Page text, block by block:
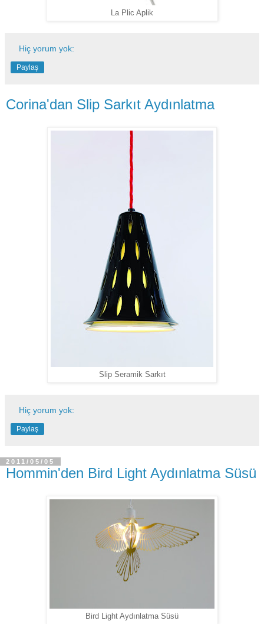
La Plic Aplik
Hiç yorum yok:
Paylaş
Corina'dan Slip Sarkıt Aydınlatma
Slip Seramik Sarkıt
Hiç yorum yok:
Paylaş
2011/05/05
Hommin'den Bird Light Aydınlatma Süsü
Bird Light Aydınlatma Süsü